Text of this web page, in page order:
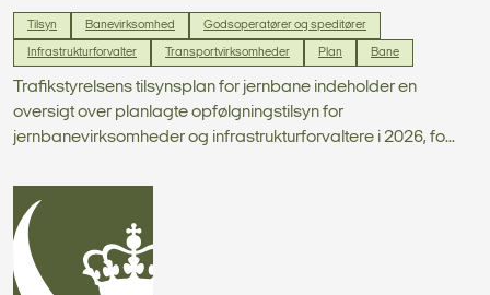
Tilsyn Banevirksomhed Godsoperatører og speditører
Infrastrukturforvalter Transportvirksomheder Plan Bane
Trafikstyrelsens tilsynsplan for jernbane indeholder en
oversigt over planlagte opfølgningstilsyn for
jernbanevirksomheder og infrastrukturforvaltere i 2026, fo...